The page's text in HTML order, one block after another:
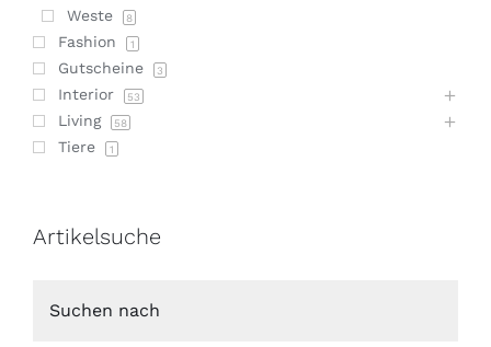
Weste 8
Fashion 1
Gutscheine 3
Interior 53
Living 58
Tiere 1
Artikelsuche